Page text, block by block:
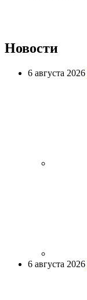
Новости
6 августа 2026
6 августа 2026